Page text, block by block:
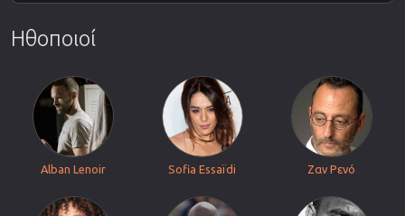
Ηθοποιοί
Alban Lenoir Sofia Essaïdi Ζαν Ρενό